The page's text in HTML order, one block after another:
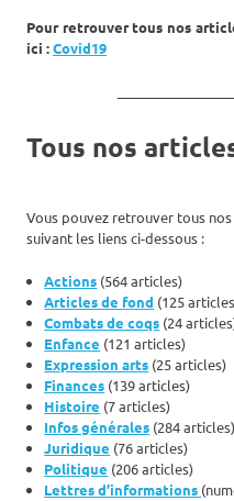
Pour retrouver tous nos
ici :Covid19
Tous nos
Vous pouvez retrouver tous
suivant les liens ci-dessous :
Actions (564 articles)
Articles de fond (125
Combats de coqs (24
Enfance (121 articles)
Expression arts (25 articles)
Finances (139 articles)
Histoire (7 articles)
Infos générales (284 articles)
Juridique (76 articles)
Politique (206 articles)
Lettres d’informations